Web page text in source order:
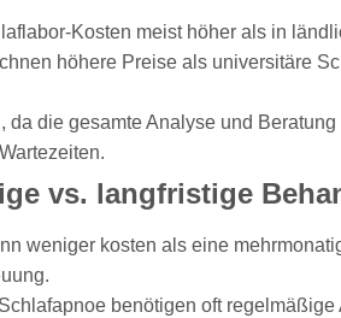
Kosten meist höher als in
höhere Preise als universitäre
die gesamte Analyse und
vs. langfristige
weniger kosten als eine
benötigen oft regelmäßige